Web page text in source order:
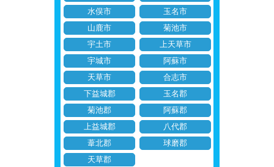
水俣市
玉名市
山鹿市
菊池市
宇土市
上天草市
宇城市
阿蘇市
天草市
合志市
下益城郡
玉名郡
菊池郡
阿蘇郡
上益城郡
八代郡
葦北郡
球磨郡
天草郡